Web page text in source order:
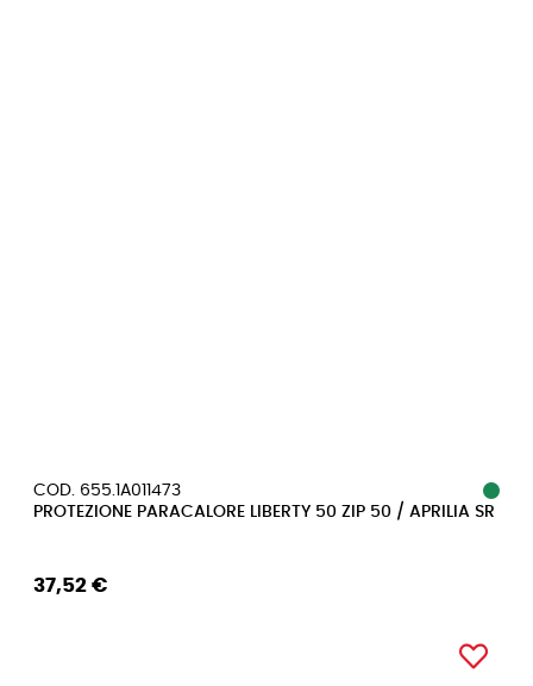
COD. 655.1A011473
PROTEZIONE PARACALORE LIBERTY 50 ZIP 50 / APRILIA SR
37,52 €